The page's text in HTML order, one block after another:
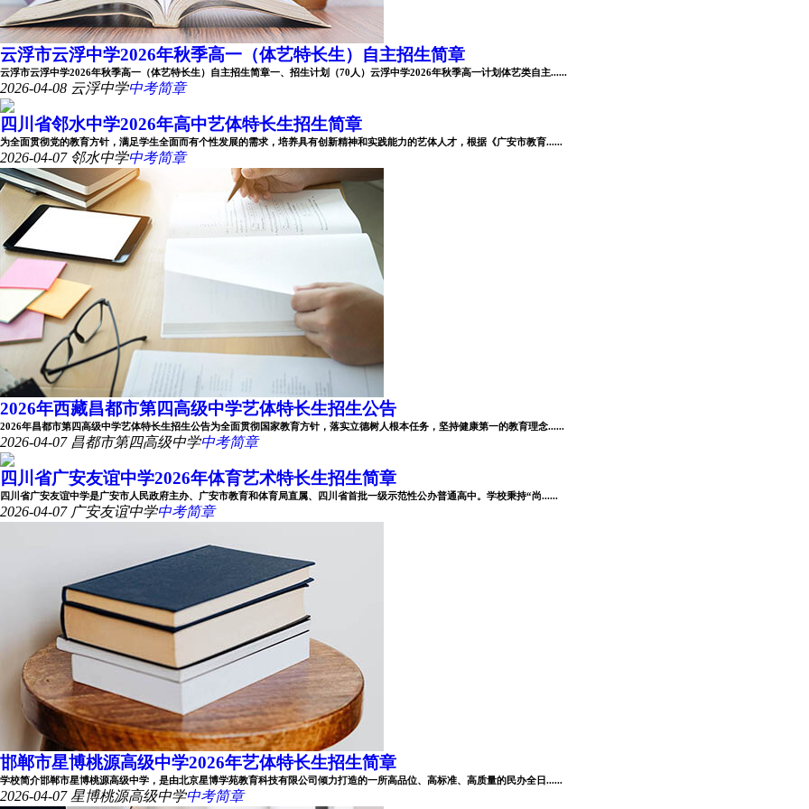
云浮市云浮中学2026年秋季高一（体艺特长生）自主招生简章
云浮市云浮中学2026年秋季高一（体艺特长生）自主招生简章一、招生计划（70人）云浮中学2026年秋季高一计划体艺类自主......
2026-04-08 云浮中学中考简章
四川省邻水中学2026年高中艺体特长生招生简章
为全面贯彻党的教育方针，满足学生全面而有个性发展的需求，培养具有创新精神和实践能力的艺体人才，根据《广安市教育......
2026-04-07 邻水中学中考简章
2026年西藏昌都市第四高级中学艺体特长生招生公告
2026年昌都市第四高级中学艺体特长生招生公告为全面贯彻国家教育方针，落实立德树人根本任务，坚持健康第一的教育理念......
2026-04-07 昌都市第四高级中学中考简章
四川省广安友谊中学2026年体育艺术特长生招生简章
四川省广安友谊中学是广安市人民政府主办、广安市教育和体育局直属、四川省首批一级示范性公办普通高中。学校秉持“尚......
2026-04-07 广安友谊中学中考简章
邯郸市星博桃源高级中学2026年艺体特长生招生简章
学校简介邯郸市星博桃源高级中学，是由北京星博学苑教育科技有限公司倾力打造的一所高品位、高标准、高质量的民办全日......
2026-04-07 星博桃源高级中学中考简章